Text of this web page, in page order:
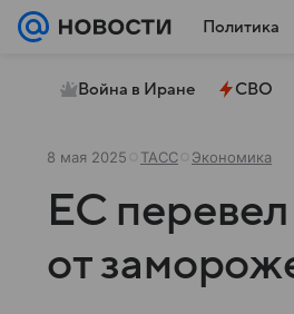
Политика
Война в Иране СВО
8 мая 2025 ТАСС Экономика
ЕС
от